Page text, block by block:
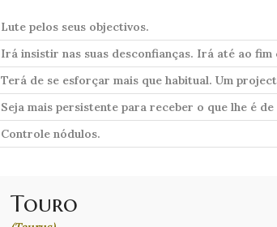
Lute pelos seus objectivos.
Irá insistir nas suas desconfianças. Irá até ao fim
Terá de se esforçar mais que habitual. Um
Seja mais persistente para receber o que lhe é
Controle nódulos.
Touro